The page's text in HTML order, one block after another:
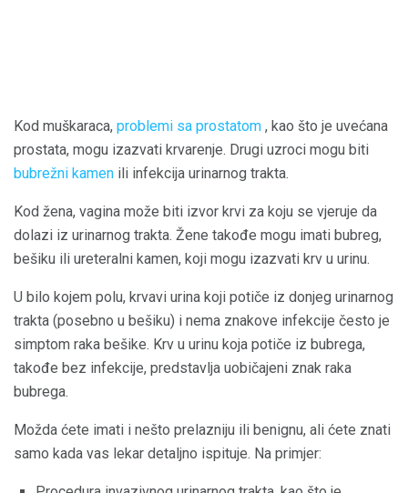
Kod muškaraca, problemi sa prostatom , kao što je uvećana
prostata, mogu izazvati krvarenje. Drugi uzroci mogu biti
bubrežni kamen ili infekcija urinarnog trakta.
Kod žena, vagina može biti izvor krvi za koju se vjeruje da
dolazi iz urinarnog trakta. Žene takođe mogu imati bubreg,
bešiku ili ureteralni kamen, koji mogu izazvati krv u urinu.
U bilo kojem polu, krvavi urina koji potiče iz donjeg urinarnog
trakta (posebno u bešiku) i nema znakove infekcije često je
simptom raka bešike. Krv u urinu koja potiče iz bubrega,
takođe bez infekcije, predstavlja uobičajeni znak raka
bubrega.
Možda ćete imati i nešto prelazniju ili benignu, ali ćete znati
samo kada vas lekar detaljno ispituje. Na primjer: